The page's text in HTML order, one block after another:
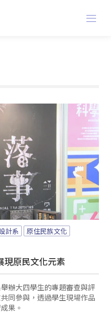
計系
原住民族文化
現原民文化元素
辦大四學生的專題審查與評
同參與，透過學生現場作品
果。